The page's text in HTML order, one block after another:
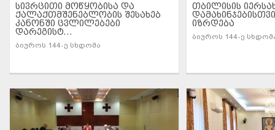
ᲡᲘᲕᲠᲪᲘᲗᲘ ᲛᲝᲬᲧᲝᲑᲘᲡᲐ ᲓᲐ
ᲥᲐᲚᲐᲥᲗᲛᲨᲔᲜᲔᲑᲚᲝᲑᲘᲡ ᲨᲔᲡᲐᲮᲔᲑ
ᲙᲐᲜᲝᲜᲨᲘ ᲪᲕᲚᲘᲚᲔᲑᲔᲑᲘ
ᲓᲐᲠᲔᲒᲘᲡᲢ...
ბიუროს 144-ე სხდომა
ᲗᲑᲘᲚᲘᲡᲘᲡ
ᲘᲖᲠᲓᲔᲑᲐ
ბიუროს 144-ე